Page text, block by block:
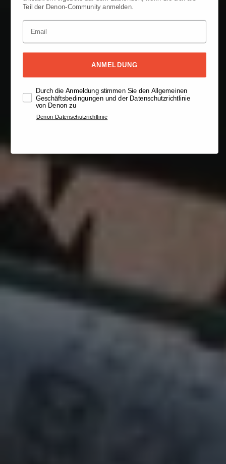
Teil der Denon-Community anmelden.
ANMELDUNG
Durch die Anmeldung stimmen Sie den Allgemeinen
Geschäftsbedingungen und der Datenschutzrichtlinie
von Denon zu
Denon-Datenschutzrichtlinie